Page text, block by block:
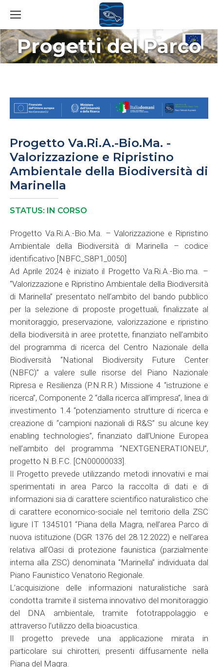
Progetti del Parco
You are here:
Progetto Va.Ri.A.-Bio.Ma. -
Valorizzazione e Ripristino
Ambientale della Biodiversità di
Marinella
STATUS: IN CORSO
Progetto Va.Ri.A.-Bio.Ma. – Valorizzazione e Ripristino
Ambientale della Biodiversità di Marinella – codice
identificativo [NBFC_S8P1_0050]
Ad Aprile 2024 è iniziato il Progetto Va.Ri.A.-Bio.ma. –
“Valorizzazione e Ripristino Ambientale della Biodiversità
di Marinella” presentato nell’ambito del bando pubblico
per la selezione di proposte progettuali, finalizzate al
monitoraggio, preservazione, valorizzazione e ripristino
della biodiversità in aree protette, finanziato nell’ambito
del programma di ricerca del Centro Nazionale della
Biodiversità “National Biodiversity Future Center
(NBFC)” a valere sulle risorse del Piano Nazionale
Ripresa e Resilienza (P.N.R.R.) Missione 4 “istruzione e
ricerca”, Componente 2 “dalla ricerca all’impresa”, linea di
investimento 1.4 “potenziamento strutture di ricerca e
creazione di “campioni nazionali di R&S” su alcune key
enabling technologies”, finanziato dall’Unione Europea
nell’ambito del programma “NEXTGENERATIONEU”,
progetto N.B.F.C. [CN00000033].
Il Progetto prevede utilizzando metodi innovativi e mai
sperimentati in area Parco la raccolta di dati e di
informazioni sia di carattere scientifico naturalistico che
di carattere economico-sociale nel territorio della ZSC
ligure IT 1345101 “Piana della Magra, nell’area Parco di
nuova istituzione (DGR 1376 del 28.12.2022) e nell’area
relativa all’Oasi di protezione faunistica (parzialmente
interna alla ZSC) denominata “Marinella” individuata dal
Piano Faunistico Venatorio Regionale.
L’acquisizione delle informazioni naturalistiche sarà
condotta tramite il sistema innovativo del monitoraggio
del DNA ambientale, tramite fototrappolaggio e
attraverso l’utilizzo della bioacustica.
Il progetto prevede una applicazione mirata in
particolare sui chirotteri, presenti diffusamente nella
Piana del Magra.